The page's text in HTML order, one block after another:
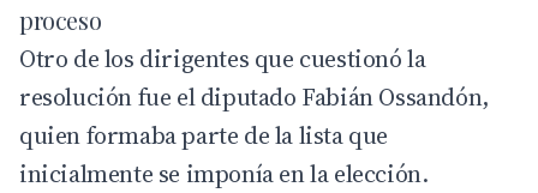
proceso
Otro de los dirigentes que cuestionó la
resolución fue el diputado Fabián Ossandón,
quien formaba parte de la lista que
inicialmente se imponía en la elección.